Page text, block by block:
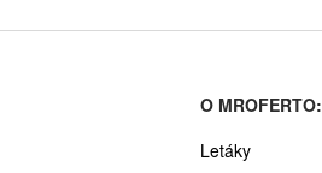
O MROFERTO:
Letáky